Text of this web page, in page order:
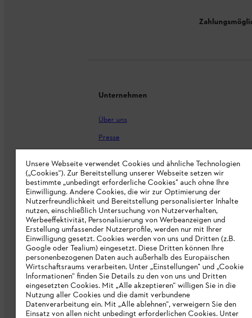
Unternehmen
Über uns
Presse
STIHL Markenshop
Nachhaltigkeit
STIHL Hinweisgebersystem
Informationen für Lieferunternehmen
Erklärung zur Barrierefreiheit
Produktpiraterie
Fakten zu STIHL
Unsere Webseite verwendet Cookies und ähnliche Technologien
(„Cookies“). Zur Bereitstellung unserer Webseite setzen wir
bestimmte „unbedingt erforderliche Cookies" auch ohne Ihre
Einwilligung. Andere Cookies, die wir zur Optimierung der
Nutzerfreundlichkeit und Bereitstellung personalisierter Inhalte
nutzen, einschließlich Untersuchung von Nutzerverhalten,
Werbeeffektivität, Personalisierung von Werbeanzeigen und
Erstellung umfassender Nutzerprofile, werden nur mit Ihrer
Einwilligung gesetzt. Cookies werden von uns und Dritten (z.B.
Google oder Tealium) eingesetzt. Diese Dritten können Ihre
personenbezogenen Daten auch außerhalb des Europäischen
Wirtschaftsraums verarbeiten. Unter „Einstellungen" und „Cookie
Informationen“ finden Sie Details zu den von uns und Dritten
eingesetzten Cookies. Mit „Alle akzeptieren“ willigen Sie in die
Nutzung aller Cookies und die damit verbundene
Datenverarbeitung ein. Mit „Alle ablehnen“, verweigern Sie den
Einsatz von allen nicht unbedingt erforderlichen Cookies. Unter